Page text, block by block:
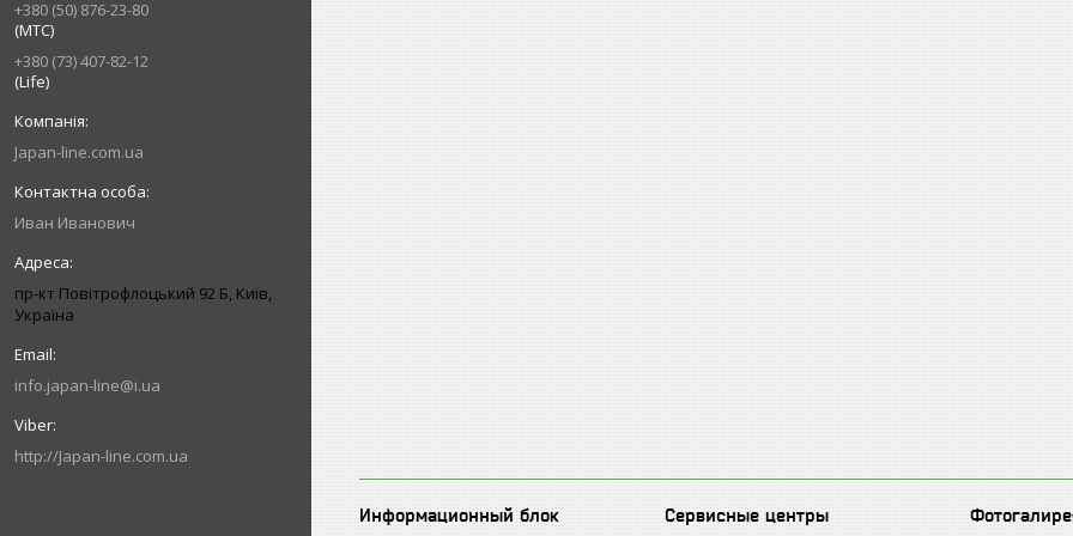
+380 (50) 876-23-80
(МТС)
+380 (73) 407-82-12
(Life)
Japan-line.com.ua
Иван Иванович
пр-кт Повітрофлоцький 92 Б, Київ,
Україна
info.japan-line@i.ua
http://Japan-line.com.ua
Информационный блок Сервисные центры